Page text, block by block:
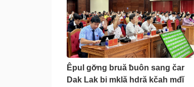
Êpul gơ̆ng bruă ƀuôn sang čar
Dak Lak bi mklă hdră kčah mđĭ